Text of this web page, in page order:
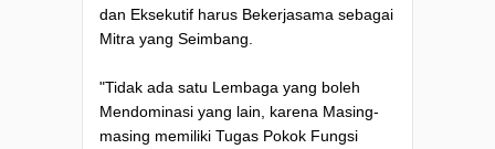
dan Eksekutif harus Bekerjasama sebagai
Mitra yang Seimbang.
"Tidak ada satu Lembaga yang boleh
Mendominasi yang lain, karena Masing-
masing memiliki Tugas Pokok Fungsi